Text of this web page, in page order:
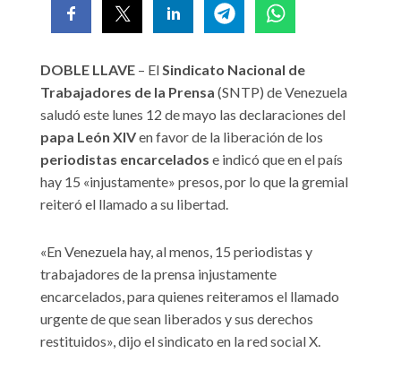
DOBLE LLAVE – ElSindicato Nacional de
Trabajadores de la Prensa (SNTP) de Venezuela
saludó este lunes 12 de mayo las declaraciones del
papa León XIVen favor de la liberación de los
periodistas encarcelados e indicó que en el país
hay 15 «injustamente» presos, por lo que la gremial
reiteró el llamado a su libertad.
«En Venezuela hay, al menos, 15 periodistas y
trabajadores de la prensa injustamente
encarcelados, para quienes reiteramos el llamado
urgente de que sean liberados y sus derechos
restituidos», dijo el sindicato en la red social X.